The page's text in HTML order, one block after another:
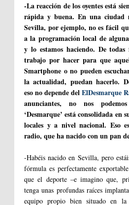
-La reacción de los oyentes está
rápida y buena. En una ciudad
Sevilla, por ejemplo, no es fácil
a la programación local de
y lo estamos haciendo. De
trabajo por hacer para que
Smartphone o no pueden
la actualidad, puedan hacerlo.
eso no depende delElDesmarque
anunciantes, no nos
‘Desmarque’ está consolidada en
locales y a nivel nacional. Eso
radio, que ha nacido con un pan
-Habéis nacido en Sevilla, pero
fórmula es perfectamente
que el deporte –e imagino que,
tenga unas profundas raíces
equipo propio bien situado en